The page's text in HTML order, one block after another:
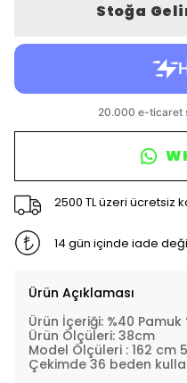
Stoğa
2500 TL üzeri ücretsiz
14 gün içinde iade
Ürün Açıklaması
Ürün İçeriği: %40
Ürün Ölçüleri: 38cm
Model Ölçüleri : 162 cm
Çekimde 36 beden